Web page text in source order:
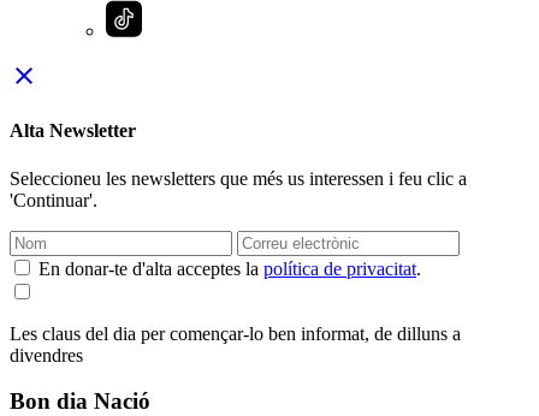
close
Alta Newsletter
Seleccioneu les newsletters que més us interessen i feu clic a
'Continuar'.
En donar-te d'alta acceptes la política de privacitat.
Les claus del dia per començar-lo ben informat, de dilluns a
divendres
Bon dia Nació